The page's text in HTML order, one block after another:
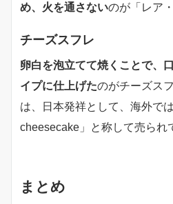
め、火を通さないのが「レア
チーズスフレ
卵白を泡立てて焼くことで、
イプに仕上げたのがチーズス
は、日本発祥として、海外で
cheesecake」と称して売られ
まとめ